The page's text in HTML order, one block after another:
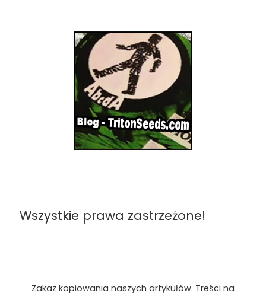
Wszystkie prawa zastrzeżone!
Zakaz kopiowania naszych artykułów. Treści na